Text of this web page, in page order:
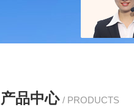
产品中心 / PRODUCTS